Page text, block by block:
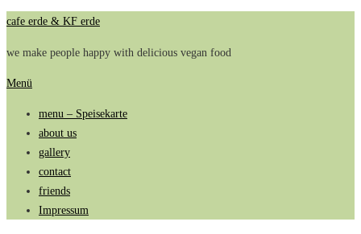
Zum
springen
cafe erde & KF erde
we make people happy with delicious vegan food
Menü
menu – Speisekarte
about us
gallery
contact
friends
Impressum